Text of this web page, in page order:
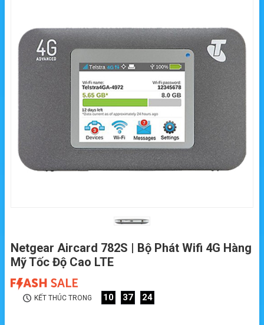
Netgear Aircard 782S | Bộ Phát Wifi 4G Hàng
Mỹ Tốc Độ Cao LTE
KẾT THÚC TRONG 10 37 23